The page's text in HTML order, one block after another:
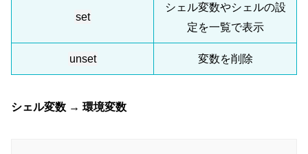
set
シェル変数やシェルの設
定を一覧で表示
unset 変数を削除
シェル変数 → 環境変数